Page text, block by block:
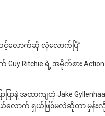
လောက်ဆို လုံလောက်ပြီ”
Ritchie ရဲ့ အမိုက်စား Action
ာနဲ့ အထာကျတဲ့ Jake
ောက် ရှယ်ဖြစ်မလဲဆိုတာ မှန်းလို့ရ